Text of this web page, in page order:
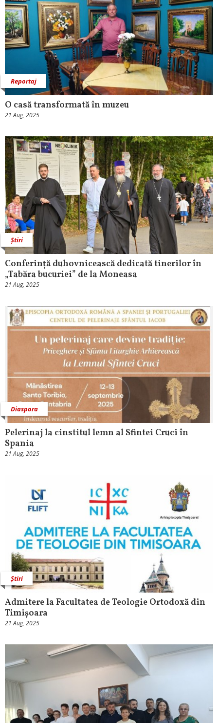
Reportaj
O casă transformată în muzeu
21 Aug, 2025
Știri
Conferință duhovnicească dedicată tinerilor în
„Tabăra bucuriei” de la Moneasa
21 Aug, 2025
Diaspora
Pelerinaj la cinstitul lemn al Sfintei Cruci în
Spania
21 Aug, 2025
Știri
Admitere la Facultatea de Teologie Ortodoxă din
Timișoara
21 Aug, 2025